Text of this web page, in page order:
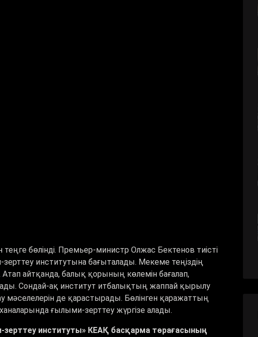
теңге бөлінді. Премьер-министр Олжас Бектенов тиісті
институтына бағыталады. Мекеме теңіздің
айтқанда, балық қорының көлемін бағалап,
Сондай-ақ институт итбалықтың жаппай қырылу
мәселелерін де қарастырады. Бөлінген қаражаттың
ғылыми-зерттеу жүргізе алады.
зерттеу институты» КЕАҚ басқарма төрағасының